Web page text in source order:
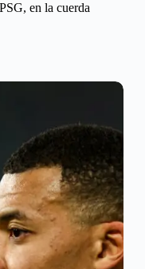
en la cuerda